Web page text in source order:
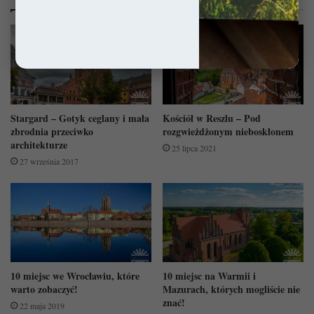
Stargard – Gotyk ceglany i mała
zbrodnia przeciwko
architekturze
27 września 2017
Kościół w Reszlu – Pod
rozgwieżdżonym nieboskłonem
25 lipca 2021
10 miejsc we Wrocławiu, które
warto zobaczyć!
22 maja 2019
10 miejsc na Warmii i
Mazurach, których mogliście nie
znać!